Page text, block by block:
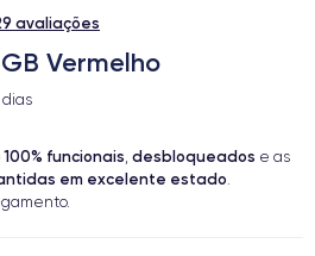
avaliações
Vermelho
dias
100% funcionais, desbloqueados e as
em excelente estado.